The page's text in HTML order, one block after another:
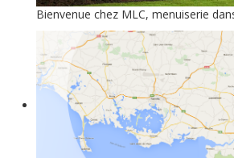
Bienvenue chez MLC, menuiserie